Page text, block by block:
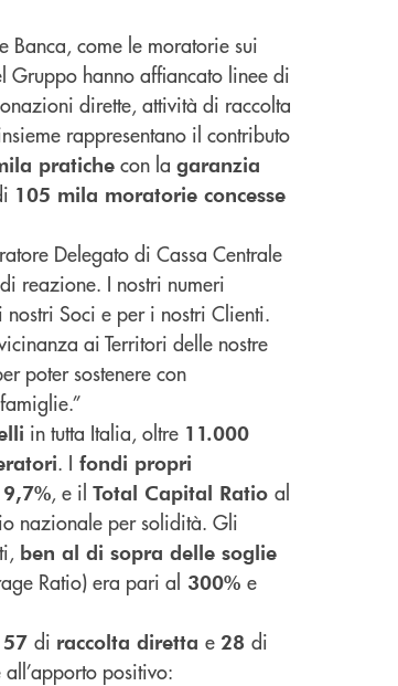
Banca, come le moratorie sui
Gruppo hanno affiancato linee di
dirette, attività di raccolta
rappresentano il contributo
pratiche con la garanzia
105 mila moratorie concesse
Delegato di Cassa Centrale
reazione. I nostri numeri
Soci e per i nostri Clienti.
ai Territori delle nostre
poter sostenere con
in tutta Italia, oltre 11.000
. I fondi propri
, e il Total Capital Ratio al
nazionale per solidità. Gli
ben al di sopra delle soglie
Ratio) era pari al 300% e
57 di raccolta diretta e 28 di
positivo: